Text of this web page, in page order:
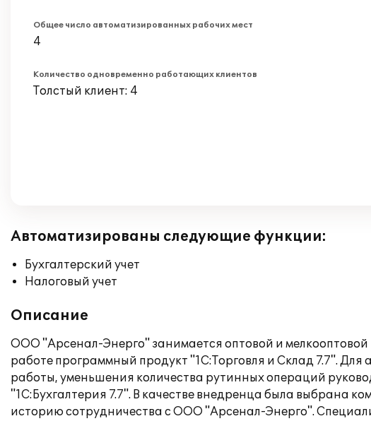
Общее число автоматизированных рабочих мест
4
Количество одновременно работающих клиентов
Толстый клиент: 4
Автоматизированы следующие функции:
Бухгалтерский учет
Налоговый учет
Описание
ООО "Арсенал-Энерго" занимается оптовой и
работе программный продукт "1С:Торговля и Склад 7.7".
работы, уменьшения количества рутинных операций
"1С:Бухгалтерия 7.7". В качестве внедренца была выбрана
историю сотрудничества с ООО "Арсенал-Энерго".